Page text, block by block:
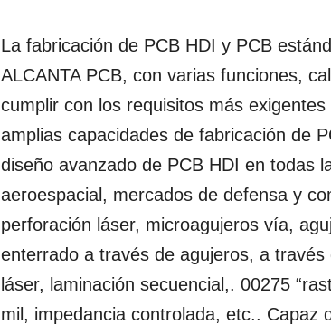
La fabricación de PCB HDI y PCB
ALCANTA PCB, con varias funciones,
cumplir con los requisitos más exigentes
amplias capacidades de fabricación de
diseño avanzado de PCB HDI en todas
aeroespacial, mercados de defensa y
perforación láser, microagujeros vía,
enterrado a través de agujeros, a
láser, laminación secuencial,. 00275
mil, impedancia controlada, etc.. Capaz